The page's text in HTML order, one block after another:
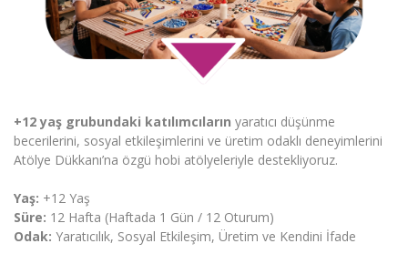
+12 yaş grubundaki katılımcıların yaratıcı düşünme
becerilerini, sosyal etkileşimlerini ve üretim odaklı deneyimlerini
Atölye Dükkanı’na özgü hobi atölyeleriyle destekliyoruz.
Yaş: +12 Yaş
Süre: 12 Hafta (Haftada 1 Gün / 12 Oturum)
Odak: Yaratıcılık, Sosyal Etkileşim, Üretim ve Kendini İfade